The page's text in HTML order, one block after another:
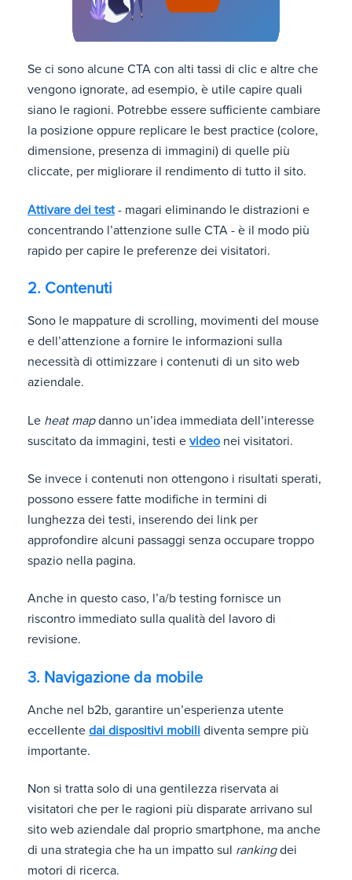
Se ci sono alcune CTA con alti tassi di clic e altre che
vengono ignorate, ad esempio, è utile capire quali
siano le ragioni. Potrebbe essere sufficiente cambiare
la posizione oppure replicare le best practice (colore,
dimensione, presenza di immagini) di quelle più
cliccate, per migliorare il rendimento di tutto il sito.
Attivare dei test- magari eliminando le distrazioni e
concentrando l’attenzione sulle CTA - è il modo più
rapido per capire le preferenze dei visitatori.
2. Contenuti
Sono le mappature di scrolling, movimenti del mouse
e dell’attenzione a fornire le informazioni sulla
necessità di ottimizzare i contenuti di un sito web
aziendale.
Le heat mapdanno un’idea immediata dell’interesse
suscitato da immagini, testi e video nei visitatori.
Se invece i contenuti non ottengono i risultati sperati,
possono essere fatte modifiche in termini di
lunghezza dei testi, inserendo dei link per
approfondire alcuni passaggi senza occupare troppo
spazio nella pagina.
Anche in questo caso, l’a/b testing fornisce un
riscontro immediato sulla qualità del lavoro di
revisione.
3. Navigazione da mobile
Anche nel b2b, garantire un’esperienza utente
eccellente dai dispositivi mobili diventa sempre più
importante.
Non si tratta solo di una gentilezza riservata ai
visitatori che per le ragioni più disparate arrivano sul
sito web aziendale dal proprio smartphone, ma anche
di una strategia che ha un impatto sul rankingdei
motori di ricerca.